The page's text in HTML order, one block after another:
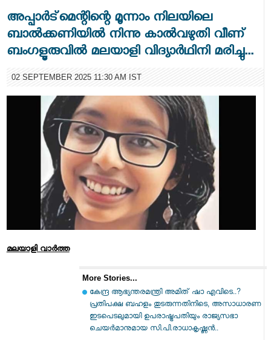
അപ്പാര്‍ട്‌മെന്റിന്റെ മൂന്നാം നിലയിലെ
ബാല്‍ക്കണിയില്‍ നിന്നു കാല്‍വഴുതി വീണ്
ബംഗളൂരുവില്‍ മലയാളി വിദ്യാര്‍ഥിനി മരിച്ചു...
02 SEPTEMBER 2025 11:30 AM IST
മലയാളി വാര്‍ത്ത
More Stories...
കേന്ദ്ര ആഭ്യന്തരമന്ത്രി അമിത് ഷാ എവിടെ..?
പ്രതിപക്ഷ ബഹളം തുടരുന്നതിനിടെ, അസാധാരണ
ഇടപെടലുമായി ഉപരാഷ്ട്രപതിയും രാജ്യസഭാ
ചെയർമാനുമായ സി.പി.രാധാകൃഷ്ണൻ..